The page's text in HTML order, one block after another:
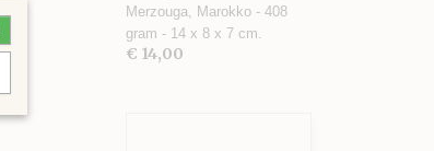
Merzouga, Marokko - 408
gram - 14 x 8 x 7 cm.
€ 14,00